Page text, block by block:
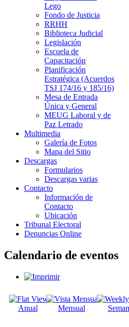
Lego
Fondo de Justicia
RRHH
Biblioteca Judicial
Legislación
Escuela de
Capacitación
Planificación
Estratégica (Acuerdos
TSJ 174/16 y 185/16)
Mesa de Entrada
Única y General
MEUG Laboral y de
Paz Letrado
Multimedia
Galería de Fotos
Mapa del Sitio
Descargas
Formularios
Descargas varias
Contacto
Información de
Contacto
Ubicación
Tribunal Electoral
Denuncias Online
Calendario de eventos
Anual Mensual